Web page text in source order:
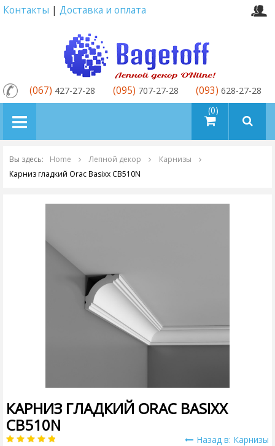
Контакты | Доставка и оплата
товаров (0)
(067) 427-27-28 (095) 707-27-28 (093) 628-27-28
Вы здесь: Home Лепной декор
Карнизы
Карниз гладкий Orac Basixx CB510N
КАРНИЗ ГЛАДКИЙ ORAC BASIXX
CB510N
Назад в: Карнизы